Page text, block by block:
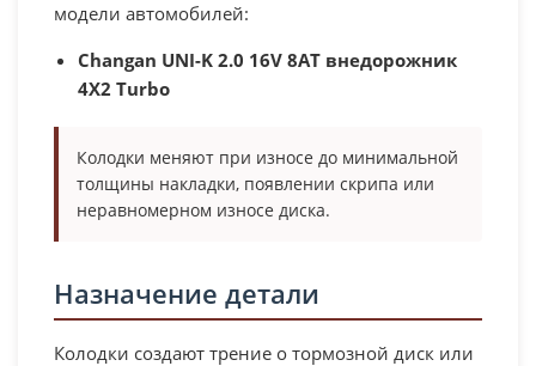
модели автомобилей:
Changan UNI-K 2.0 16V 8AT внедорожник
4X2 Turbo
Колодки меняют при износе до минимальной
толщины накладки, появлении скрипа или
неравномерном износе диска.
Назначение детали
Колодки создают трение о тормозной диск или